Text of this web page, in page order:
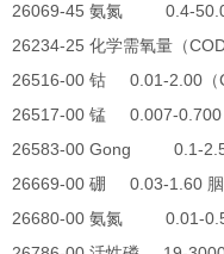
26069-45 氨氮 0.4-
26234-25 化学需氧量（
26516-00 钴 0.01-2.00 （
26517-00 锰 0.007-
26583-00 Gong 0.1-
26669-00 硼 0.03-1.60
26680-00 氨氮 0.01-